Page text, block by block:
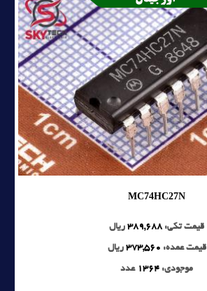
MC74HC27N
قیمت تکی: 389,688 ریال
قیمت عمده: 373,560 ریال
موجودی: 1364 عدد